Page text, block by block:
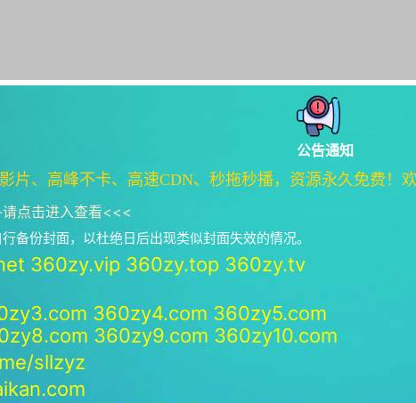
公告通知
片、高峰不卡、高速CDN、秒拖秒播，资源永久免费！欢
点击进入查看<<<
备份封面，以杜绝日后出现类似封面失效的情况。
360zy.vip 360zy.top 360zy.tv
360zy4.com 360zy5.com
360zy9.com 360zy10.com
sllzyz